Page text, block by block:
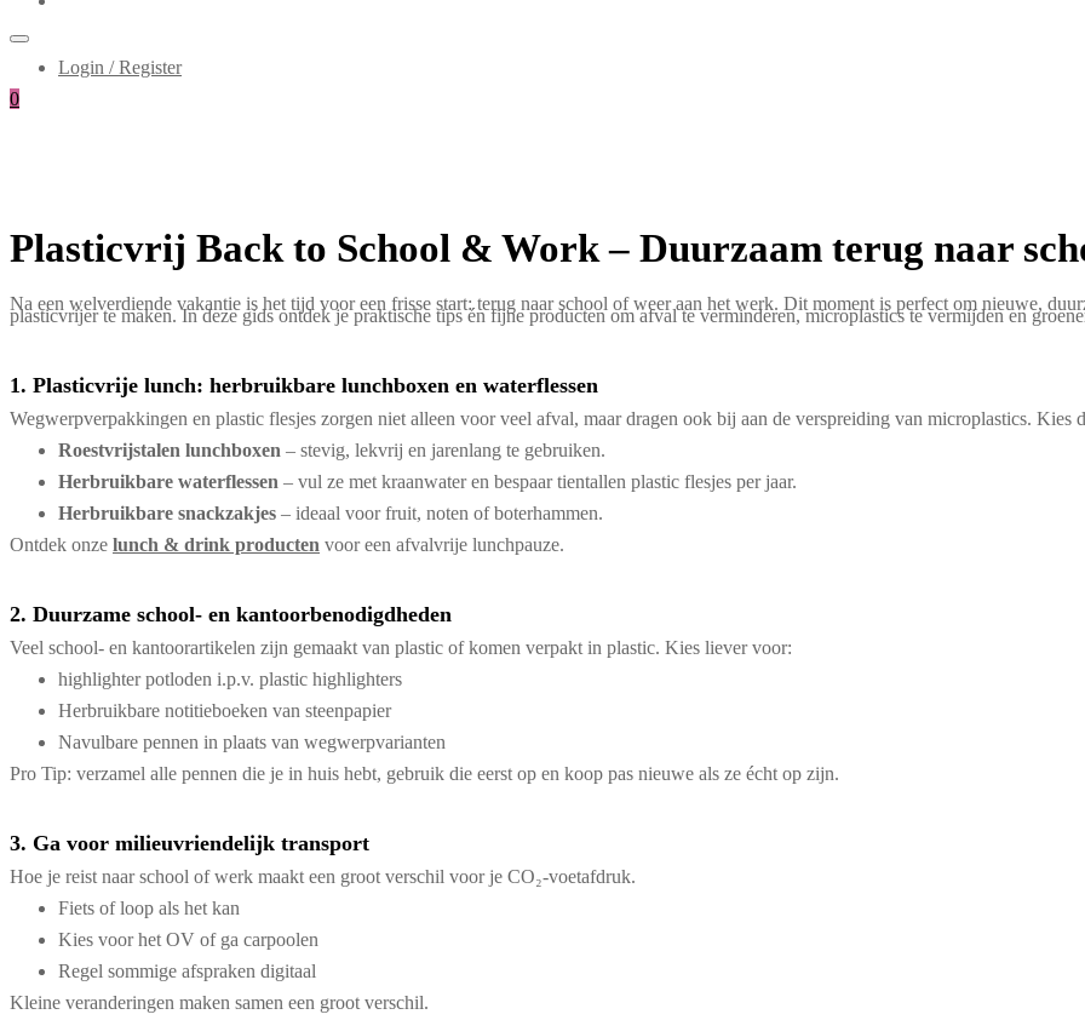
Login / Register
0
Plasticvrij Back to School & Work – Duurzaam terug naar
Na een welverdiende vakantie is het tijd voor een frisse start: terug naar school of weer aan het werk. Dit moment is perfect om nieuwe,
plasticvrijer te maken. In deze gids ontdek je praktische tips én fijne producten om afval te verminderen, microplastics te vermijden en
1. Plasticvrije lunch: herbruikbare lunchboxen en waterflessen
Wegwerpverpakkingen en plastic flesjes zorgen niet alleen voor veel afval, maar dragen ook bij aan de verspreiding van microplastics. Kies
Roestvrijstalen lunchboxen – stevig, lekvrij en jarenlang te gebruiken.
Herbruikbare waterflessen – vul ze met kraanwater en bespaar tientallen plastic flesjes per jaar.
Herbruikbare snackzakjes – ideaal voor fruit, noten of boterhammen.
Ontdek onze lunch & drink producten voor een afvalvrije lunchpauze.
2. Duurzame school- en kantoorbenodigdheden
Veel school- en kantoorartikelen zijn gemaakt van plastic of komen verpakt in plastic. Kies liever voor:
highlighter potloden i.p.v. plastic highlighters
Herbruikbare notitieboeken van steenpapier
Navulbare pennen in plaats van wegwerpvarianten
Pro Tip: verzamel alle pennen die je in huis hebt, gebruik die eerst op en koop pas nieuwe als ze écht op zijn.
3. Ga voor milieuvriendelijk transport
Hoe je reist naar school of werk maakt een groot verschil voor je CO₂-voetafdruk.
Fiets of loop als het kan
Kies voor het OV of ga carpoolen
Regel sommige afspraken digitaal
Kleine veranderingen maken samen een groot verschil.